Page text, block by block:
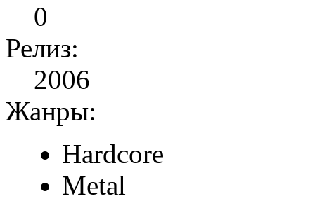
0
Релиз:
2006
Жанры:
Hardcore
Metal